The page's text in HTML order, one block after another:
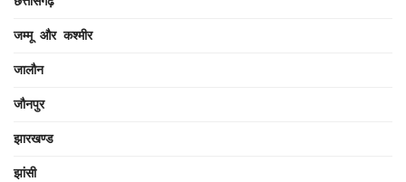
जम्मू और कश्मीर
जालौन
जौनपुर
झारखण्ड
झांसी